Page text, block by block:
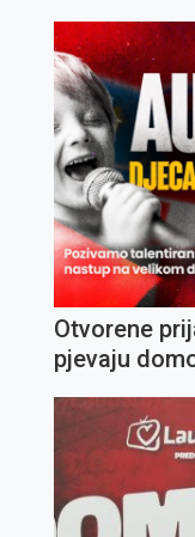
Otvorene
pjevaju